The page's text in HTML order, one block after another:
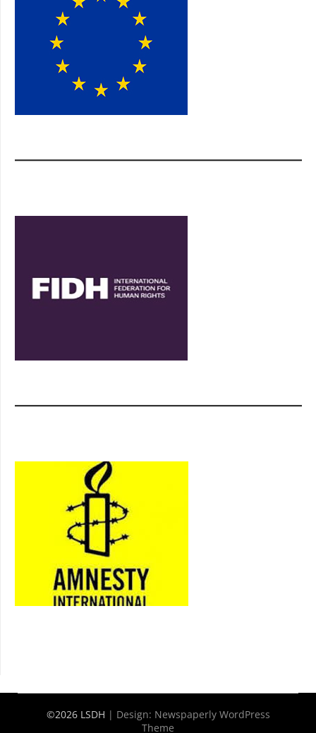
©2026 LSDH | Design: Newspaperly WordPress
Theme